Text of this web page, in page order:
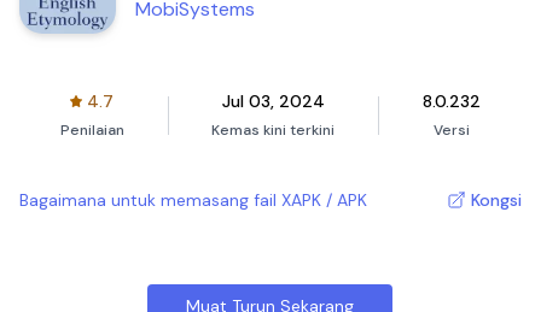
MobiSystems
4.7
Penilaian
Jul 03, 2024
Kemas kini terkini
8.0.232
Versi
Bagaimana untuk memasang fail XAPK / APK Kongsi
Muat Turun Sekarang